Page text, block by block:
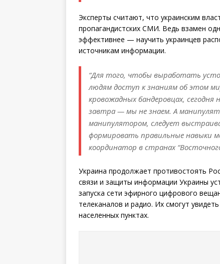
Эксперты считают, что украинским
пропагандистских СМИ. Ведь взамен
эффективнее — научить украинцев
источникам информации.
“Для того, чтобы выработать
людям доступ к знаниям об этом
кровожадных бандеровцах,
завтра — мы не знаем. А
манипулятором, следует
формировать правильные навыки
координатор в странах
Украина продолжает противостоять
связи и защиты информации Украины
запуска сети эфирного цифрового
телеканалов и радио. Их смогут
населенных пунктах.